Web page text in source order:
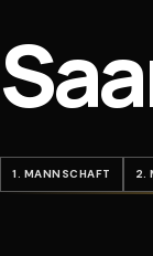
1. MANNSCHAFT 2.